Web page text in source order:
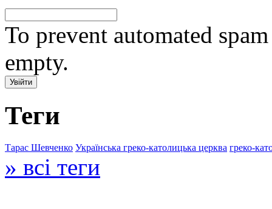
To prevent automated
empty.
Теги
Тарас Шевченко Українська греко-католицька церква греко-
» всі теги